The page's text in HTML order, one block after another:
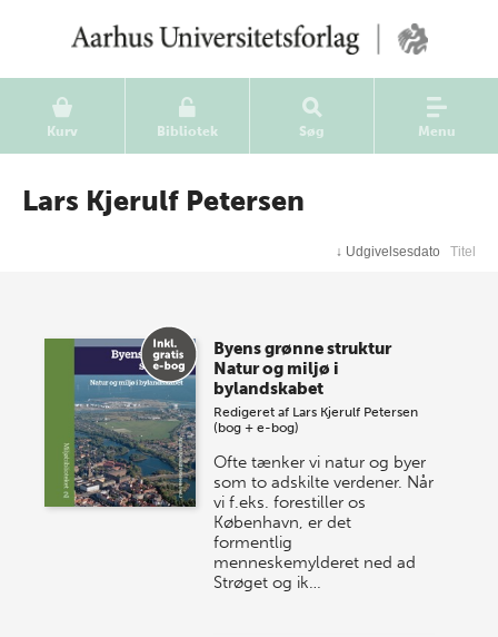
Kurv Bibliotek Søg Menu
Lars Kjerulf Petersen
↓ Udgivelsesdato Titel
Byens grønne struktur
Natur og miljø i
bylandskabet
Redigeret af Lars Kjerulf Petersen
(bog + e-bog)
Ofte tænker vi natur og byer
som to adskilte verdener. Når
vi f.eks. forestiller os
København, er det
formentlig
menneskemylderet ned ad
Strøget og ik…